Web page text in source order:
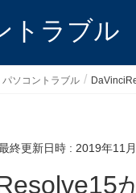
トラブル
パソコントラブル
終更新日時 : 2019年11